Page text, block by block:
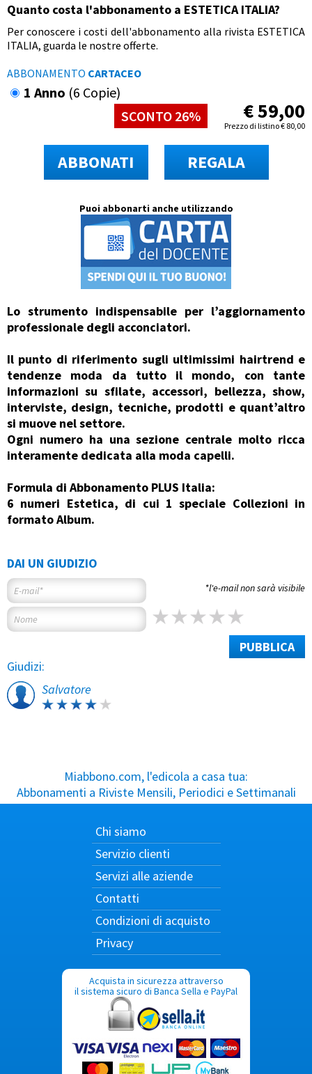
Quanto costa l'abbonamento a ESTETICA ITALIA?
Per conoscere i costi dell'abbonamento alla rivista ESTETICA
ITALIA, guarda le nostre offerte.
ABBONAMENTO CARTACEO
1 Anno (6 Copie)
SCONTO 26%
€59,00
Prezzo di listino€ 80,00
ABBONATI REGALA
Puoi abbonarti anche utilizzando
Lo strumento indispensabile per l’aggiornamento
professionale degli acconciatori.
Il punto di riferimento sugli ultimissimi hairtrend e
tendenze moda da tutto il mondo, con tante
informazioni su sfilate, accessori, bellezza, show,
interviste, design, tecniche, prodotti e quant’altro
si muove nel settore.
Ogni numero ha una sezione centrale molto ricca
interamente dedicata alla moda capelli.
Formula di Abbonamento PLUS Italia:
6 numeri Estetica, di cui 1 speciale Collezioni in
formato Album.
DAI UN GIUDIZIO
*l'e-mail non sarà visibile
PUBBLICA
Giudizi:
Salvatore
Miabbono.com, l'edicola a casa tua:
Abbonamenti a Riviste Mensili, Periodici e Settimanali
Chi siamo
Servizio clienti
Servizi alle aziende
Contatti
Condizioni di acquisto
Privacy
Acquista in sicurezza attraverso
il sistema sicuro di Banca Sella e PayPal